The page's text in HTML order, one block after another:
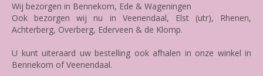
Wij bezorgen in Bennekom, Ede & Wageningen
Ook bezorgen wij nu in Veenendaal, Elst (utr), Rhenen,
Achterberg, Overberg, Ederveen & de Klomp.
U kunt uiteraard uw bestelling ook afhalen in onze winkel in
Bennekom of Veenendaal.